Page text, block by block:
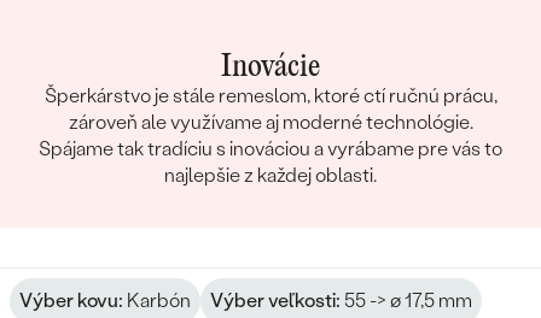
Inovácie
Šperkárstvo je stále remeslom, ktoré ctí ručnú prácu,
zároveň ale využívame aj moderné technológie.
Spájame tak tradíciu s inováciou a vyrábame pre vás to
najlepšie z každej oblasti.
Výber kovu: Karbón Výber veľkosti: 55 -> ø 17,5 mm